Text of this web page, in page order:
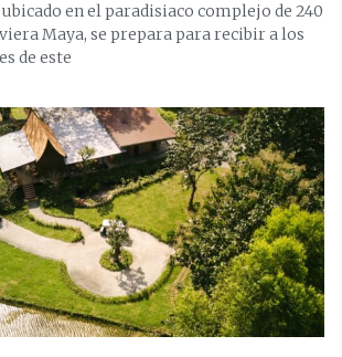
en el paradisiaco complejo de 240
Maya, se prepara para recibir a los
de este